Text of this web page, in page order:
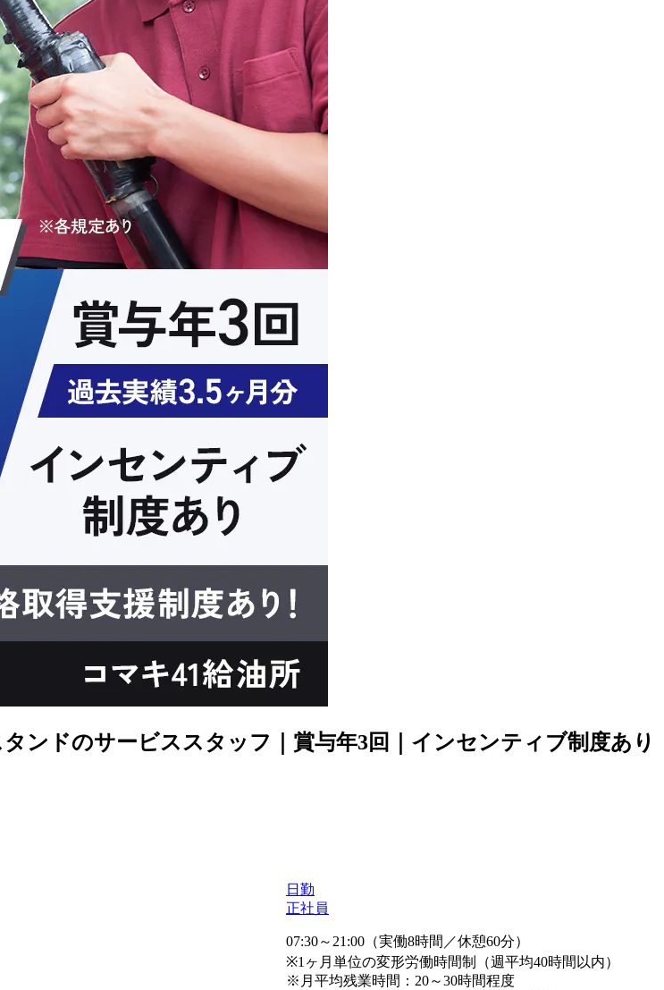
ンドのサービススタッフ｜賞与年3回｜インセンティブ制度あり
日勤
正社員
07:30～21:00（実働8時間／休憩60分）
※1ヶ月単位の変形労働時間制（週平均40時間以内）
※月平均残業時間：20～30時間程度